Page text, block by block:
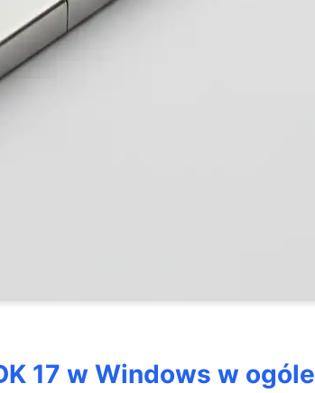
17 w Windows w ogóle